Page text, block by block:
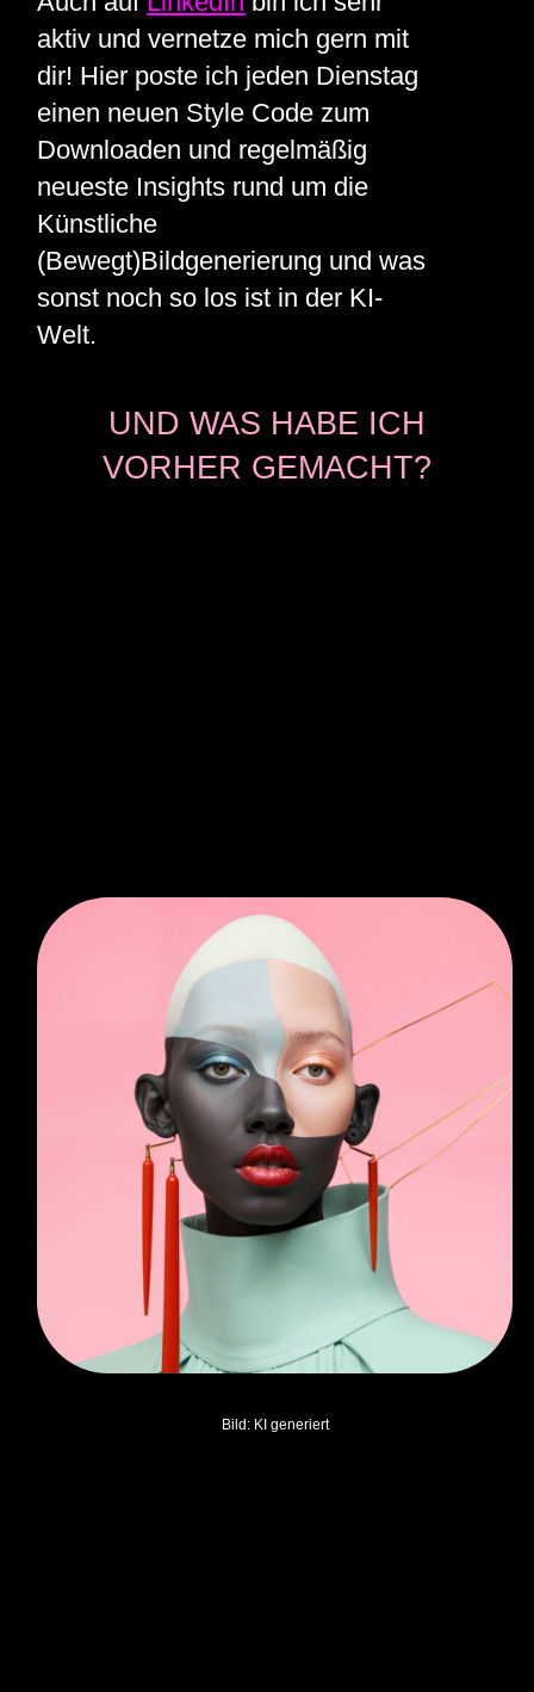
aktiv und vernetze mich gern mit
dir! Hier poste ich jeden Dienstag
einen neuen Style Code zum
Downloaden und regelmäßig
neueste Insights rund um die
Künstliche
(Bewegt)Bildgenerierung und was
sonst noch so los ist in der KI-
Welt.
UND WAS HABE ICH
VORHER GEMACHT?
Bild: KI generiert